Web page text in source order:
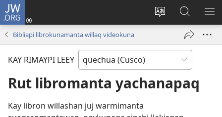
JW.ORG
Direccionpi
Sutiykiwan
jaykuy
nueva
JW.ORG
nisqapi
maskhay
Bibliapi librokunamanta willaq videokuna
KAY RIMAYPI LEEY
Rut libromanta yachanapaq
Kay libron willashan juj warmimanta